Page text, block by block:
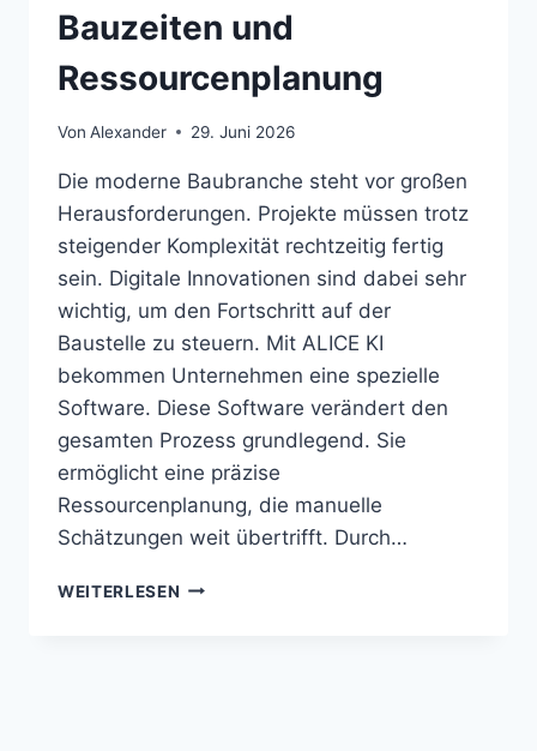
Bauzeiten und
Ressourcenplanung
Von Alexander 29. Juni 2026
Die moderne Baubranche steht vor großen
Herausforderungen. Projekte müssen trotz
steigender Komplexität rechtzeitig fertig
sein. Digitale Innovationen sind dabei sehr
wichtig, um den Fortschritt auf der
Baustelle zu steuern. Mit ALICE KI
bekommen Unternehmen eine spezielle
Software. Diese Software verändert den
gesamten Prozess grundlegend. Sie
ermöglicht eine präzise
Ressourcenplanung, die manuelle
Schätzungen weit übertrifft. Durch…
WEITERLESEN ALICE